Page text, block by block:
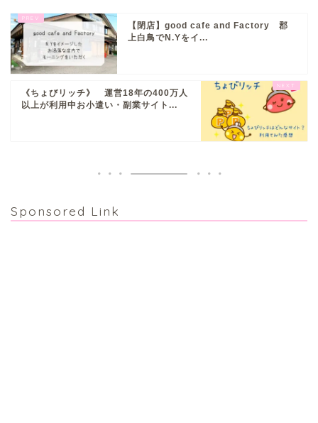
【閉店】good cafe and Factory 郡
上白鳥でN.Yをイ...
《ちょびリッチ》 運営18年の400万人
以上が利用中お小遣い・副業サイト...
Sponsored Link
ぎふまるけとは。
ぎふまるけ内の記事と写真